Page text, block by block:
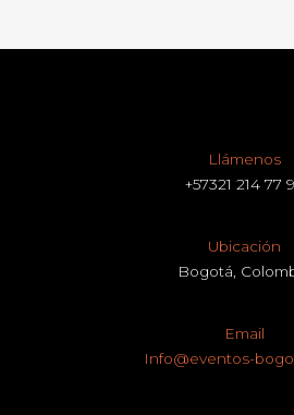
Llámenos
+57321 214 77
Ubicación
Bogotá,
Email
Info@eventos-